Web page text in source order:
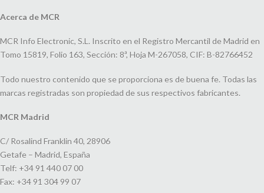
Acerca de MCR
MCR Info Electronic, S.L. Inscrito en el Registro Mercantil de Madrid en
Tomo 15819, Folio 163, Sección: 8ª, Hoja M-267058, CIF: B-82766452
Todo nuestro contenido que se proporciona es de buena fe. Todas las
marcas registradas son propiedad de sus respectivos fabricantes.
MCR Madrid
C/ Rosalind Franklin 40, 28906
Getafe – Madrid, España
Telf: +34 91 440 07 00
Fax: +34 91 304 99 07